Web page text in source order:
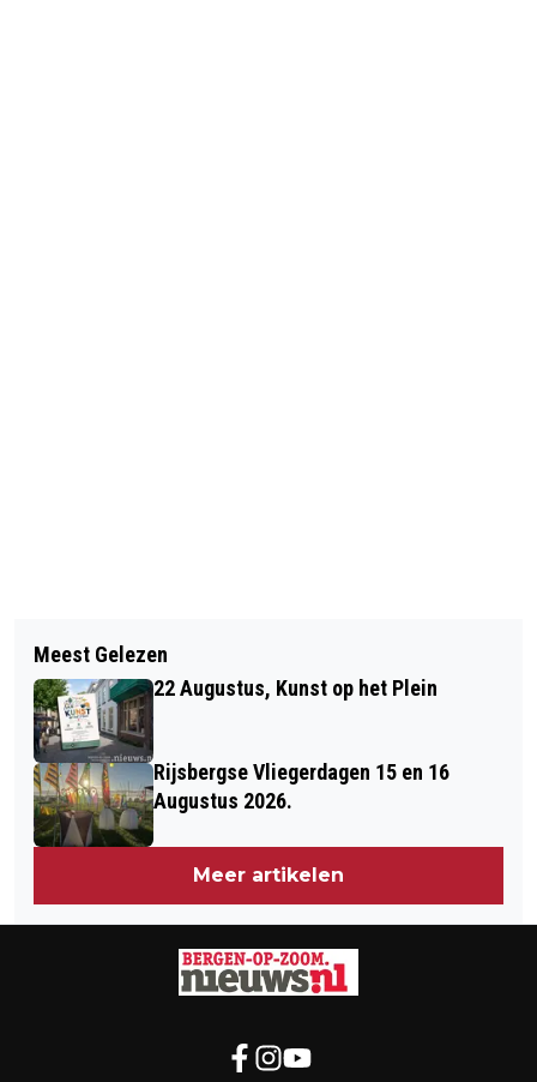
29 DECEMBER, TRIPLE-B BACK TO
THE BLUES
BEKIJK MET IVN DE
NATUURONTWIKKELING NABIJ HET
KLEINE MEER/GRENSPARK
Meest Gelezen
22 Augustus, Kunst op het Plein
Rijsbergse Vliegerdagen 15 en 16
Augustus 2026.
Meer artikelen